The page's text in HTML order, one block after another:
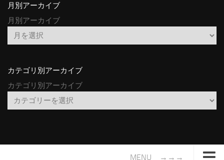
月別アーカイブ
月別アーカイブ
カテゴリ別アーカイブ
カテゴリ別アーカイブ
MENU →→→